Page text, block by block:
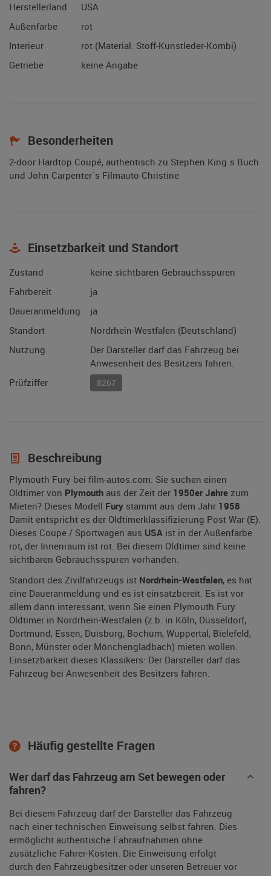
Herstellerland
USA
Außenfarbe
rot
Interieur
rot (Material: Stoff-Kunstleder-Kombi)
Getriebe
keine Angabe
Besonderheiten
2-door Hardtop Coupé, authentisch zu Stephen King´s Buch
und John Carpenter´s Filmauto Christine
Einsetzbarkeit und Standort
Zustand
keine sichtbaren Gebrauchsspuren
Fahrbereit
ja
Daueranmeldung
ja
Standort
Nordrhein-Westfalen (Deutschland)
Nutzung
Der Darsteller darf das Fahrzeug bei
Anwesenheit des Besitzers fahren.
Prüfziffer
8267
Beschreibung
Plymouth Fury bei film-autos.com: Sie suchen einen
Oldtimer von Plymouth aus der Zeit der 1950er Jahre zum
Mieten? Dieses Modell Fury stammt aus dem Jahr 1958.
Damit entspricht es der Oldtimerklassifizierung Post War (E).
Dieses Coupe / Sportwagen aus USA ist in der Außenfarbe
rot, der Innenraum ist rot. Bei diesem Oldtimer sind keine
sichtbaren Gebrauchsspuren vorhanden.
Standort des Zivilfahrzeugs ist Nordrhein-Westfalen, es hat
eine Daueranmeldung und es ist einsatzbereit. Es ist vor
allem dann interessant, wenn Sie einen Plymouth Fury
Oldtimer in Nordrhein-Westfalen (z.b. in Köln, Düsseldorf,
Dortmund, Essen, Duisburg, Bochum, Wuppertal, Bielefeld,
Bonn, Münster oder Mönchengladbach) mieten wollen.
Einsetzbarkeit dieses Klassikers: Der Darsteller darf das
Fahrzeug bei Anwesenheit des Besitzers fahren.
Häufig gestellte Fragen
Wer darf das Fahrzeug am Set bewegen oder
fahren?
Bei diesem Fahrzeug darf der Darsteller das Fahrzeug
nach einer technischen Einweisung selbst fahren. Dies
ermöglicht authentische Fahraufnahmen ohne
zusätzliche Fahrer-Kosten. Die Einweisung erfolgt
durch den Fahrzeugbesitzer oder unseren Betreuer vor